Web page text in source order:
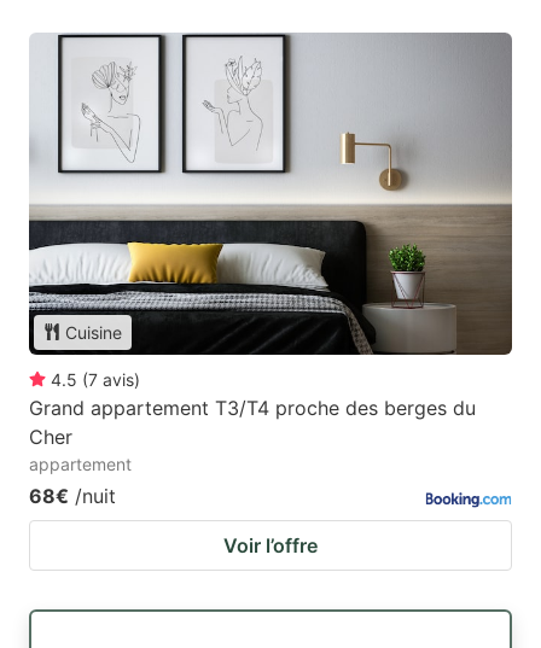
Cuisine
4.5 (7 avis)
Grand appartement T3/T4 proche des berges du
Cher
appartement
68€ /nuit
Voir l’offre